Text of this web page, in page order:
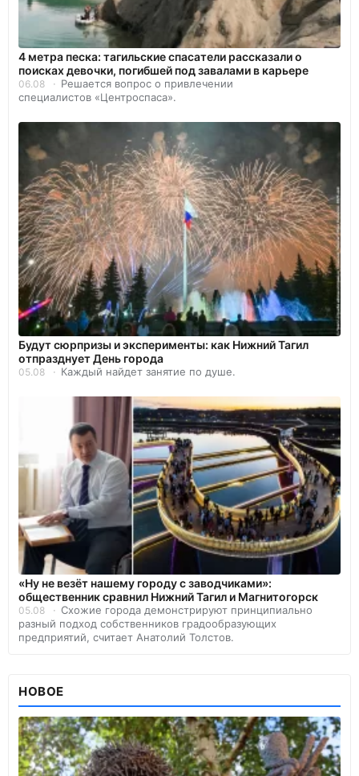
4 метра песка: тагильские спасатели рассказали о
поисках девочки, погибшей под завалами в карьере
06.08
Решается вопрос о привлечении
специалистов «Центроспаса».
Будут сюрпризы и эксперименты: как Нижний Тагил
отпразднует День города
05.08 Каждый найдет занятие по душе.
«Ну не везёт нашему городу с заводчиками»:
общественник сравнил Нижний Тагил и Магнитогорск
05.08
Схожие города демонстрируют принципиально
разный подход собственников градообразующих
предприятий, считает Анатолий Толстов.
НОВОЕ